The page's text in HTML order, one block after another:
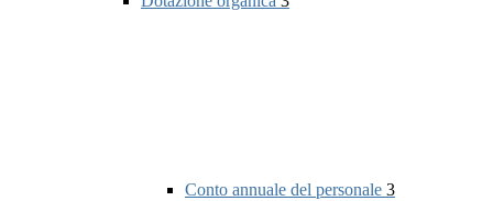
Conto annuale del personale 3